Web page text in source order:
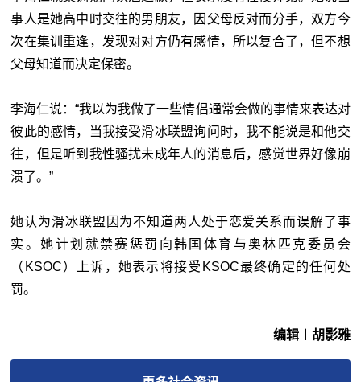
事人是她高中时交往的男朋友，因父母反对而分手，双方今
次在集训重逢，发现对对方仍有感情，所以复合了，但不想
父母知道而决定保密。
李海仁说：“我以为我做了一些情侣通常会做的事情来表达对
彼此的感情，当我接受滑冰联盟询问时，我不能说是和他交
往，但是听到我性骚扰未成年人的消息后，感觉世界好像崩
溃了。”
她认为滑冰联盟因为不知道两人处于恋爱关系而误解了事
实。她计划就禁赛惩罚向韩国体育与奥林匹克委员会
（KSOC）上诉，她表示将接受KSOC最终确定的任何处
罚。
编辑︱胡影雅